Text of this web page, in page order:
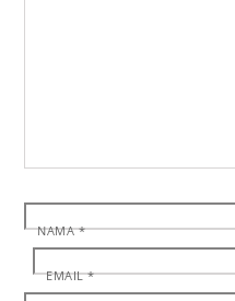
NAMA*
EMAIL*